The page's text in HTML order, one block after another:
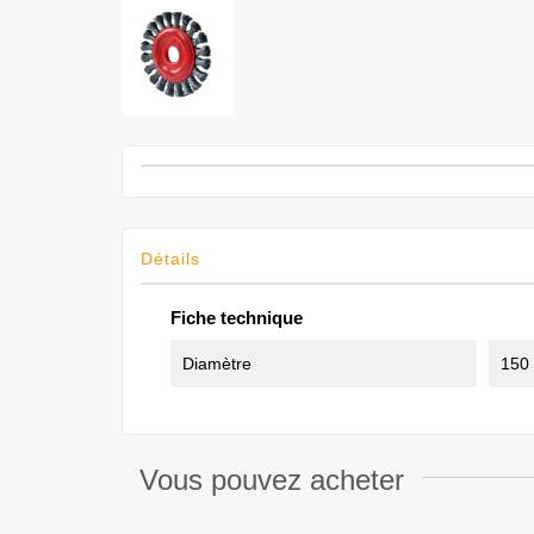
Détails
Fiche technique
Diamètre 150
Vous pouvez acheter